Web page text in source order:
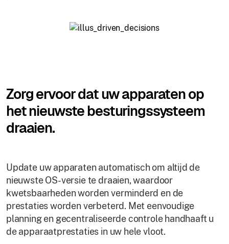
Zorg ervoor dat uw apparaten op
het nieuwste besturingssysteem
draaien.
Update uw apparaten automatisch om altijd de
nieuwste OS-versie te draaien, waardoor
kwetsbaarheden worden verminderd en de
prestaties worden verbeterd. Met eenvoudige
planning en gecentraliseerde controle handhaaft u
de apparaatprestaties in uw hele vloot.